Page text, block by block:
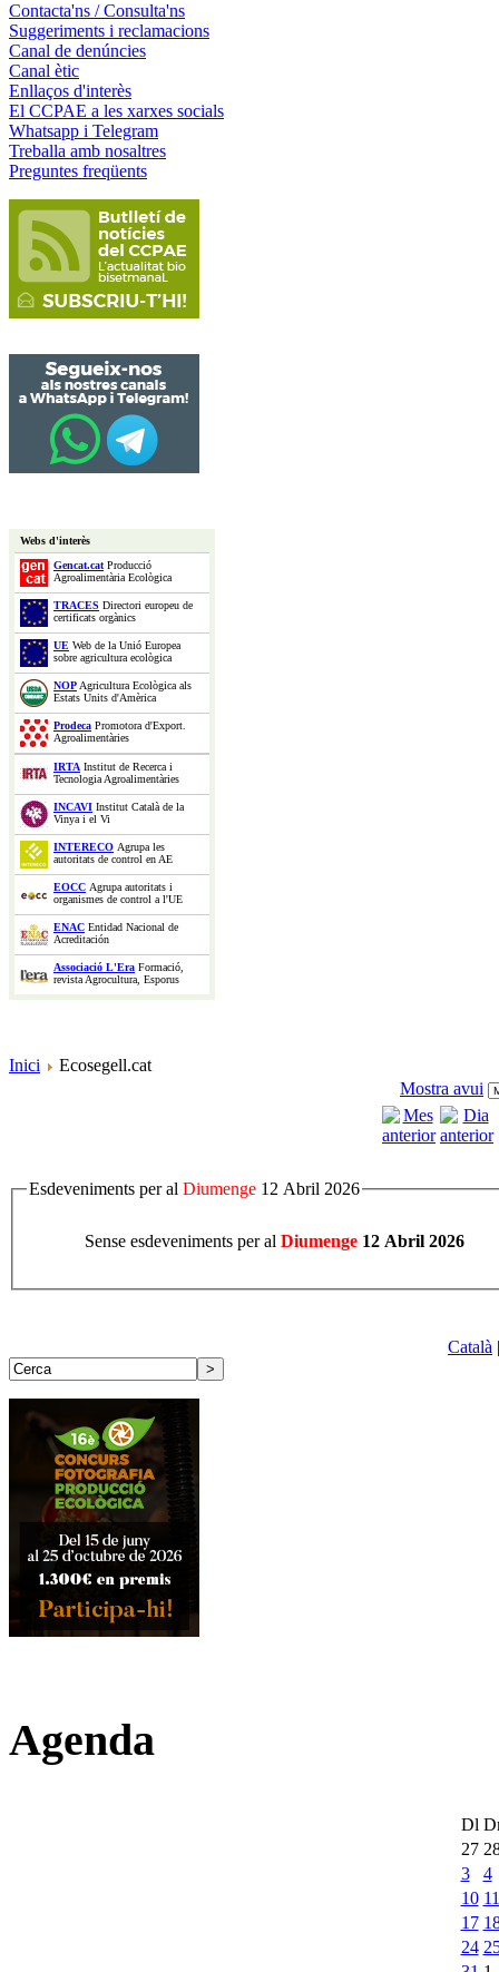
Contacta'ns / Consulta'ns
Suggeriments i reclamacions
Canal de denúncies
Canal ètic
Enllaços d'interès
El CCPAE a les xarxes socials
Whatsapp i Telegram
Treballa amb nosaltres
Preguntes freqüents
Webs d'interès
Gencat.catProducció
Agroalimentària Ecològica
TRACES Directori europeu de
certificats orgànics
UE Web de la Unió Europea
sobre agricultura ecològica
NOPAgricultura Ecològica als
Estats Units d'Amèrica
Prodeca Promotora d'Export.
Agroalimentàries
IRTA Institut de Recerca i
Tecnologia Agroalimentàries
INCAVI Institut Català de la
Vinya i el Vi
INTERECO Agrupa les
autoritats de control en AE
EOCC Agrupa autoritats i
organismes de control a l'UE
ENAC Entidad Nacional de
Acreditación
Associació L'Era Formació,
revista Agrocultura, Esporus
Inici
Ecosegell.cat
Mostra avui
Esdeveniments per al Diumenge 12 Abril 2026
Sense esdeveniments per al Diumenge 12 Abril 2026
Català
Agenda
Dl
27
3
4
10 11
17
24